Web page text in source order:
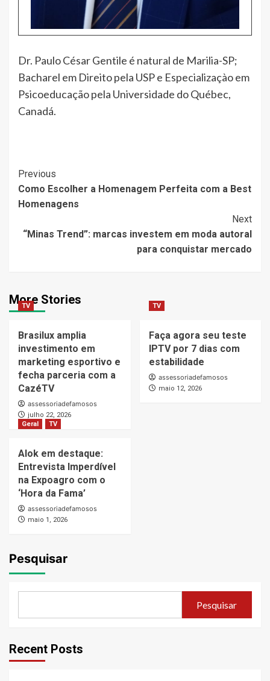
Dr. Paulo César Gentile é natural de Marilia-SP;
Bacharel em Direito pela USP e Especializaçào em
Psicoeducação pela Universidade do Québec,
Canadá.
Post
Navigation
Previous
Como Escolher a Homenagem Perfeita com a Best
Homenagens
Next
“Minas Trend”: marcas investem em moda autoral
para conquistar mercado
More Stories
TV
Brasilux amplia
investimento em
marketing esportivo e
fecha parceria com a
CazéTV
assessoriadefamosos
julho 22, 2026
TV
Faça agora seu teste
IPTV por 7 dias com
estabilidade
assessoriadefamosos
maio 12, 2026
Geral TV
Alok em destaque:
Entrevista Imperdível
na Expoagro com o
‘Hora da Fama’
assessoriadefamosos
maio 1, 2026
Pesquisar
Pesquisar
Recent Posts